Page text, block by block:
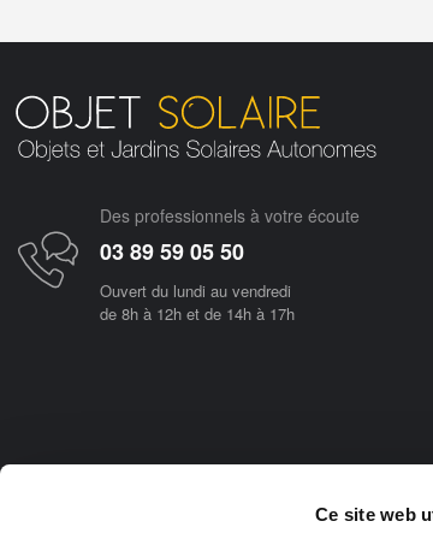
Ce site web
Des professionnels à votre écoute
03 89 59 05 50
Ouvert du lundi au vendredi
de 8h à 12h et de 14h à 17h
Objetsolaire.com est une boutique en ligne spécialisée
d'utilisation, tous nos produits vous rendront de réels